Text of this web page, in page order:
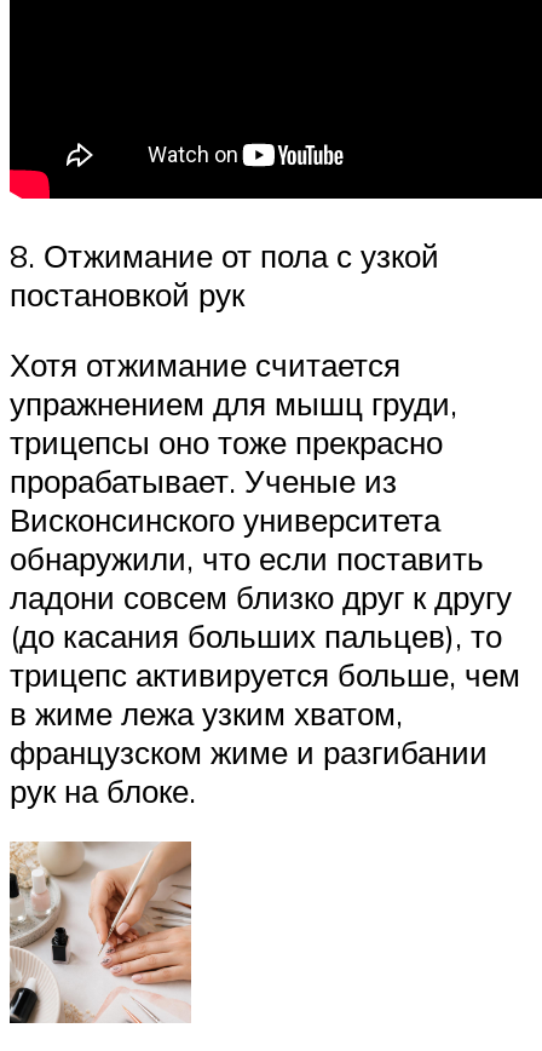
8. Отжимание от пола с узкой
постановкой рук
Хотя отжимание считается
упражнением для мышц груди,
трицепсы оно тоже прекрасно
прорабатывает. Ученые из
Висконсинского университета
обнаружили, что если поставить
ладони совсем близко друг к другу
(до касания больших пальцев), то
трицепс активируется больше, чем
в жиме лежа узким хватом,
французском жиме и разгибании
рук на блоке.